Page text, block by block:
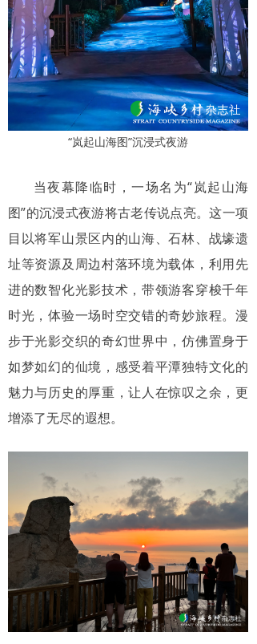
“岚起山海图”沉浸式夜游
当夜幕降临时，一场名为“岚起山海
图”的沉浸式夜游将古老传说点亮。这一项
目以将军山景区内的山海、石林、战壕遗
址等资源及周边村落环境为载体，利用先
进的数智化光影技术，带领游客穿梭千年
时光，体验一场时空交错的奇妙旅程。漫
步于光影交织的奇幻世界中，仿佛置身于
如梦如幻的仙境，感受着平潭独特文化的
魅力与历史的厚重，让人在惊叹之余，更
增添了无尽的遐想。